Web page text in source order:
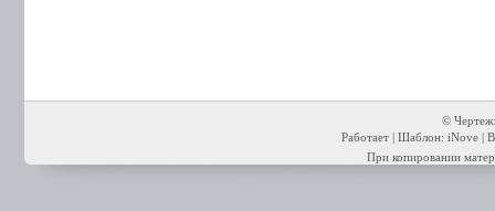
©
Работает | Шаблон: iNove |
При копировании